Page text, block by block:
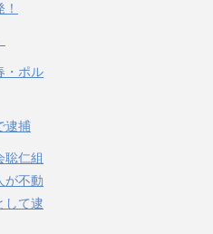
・ポル
逮捕
聡仁組
が不動
して逮